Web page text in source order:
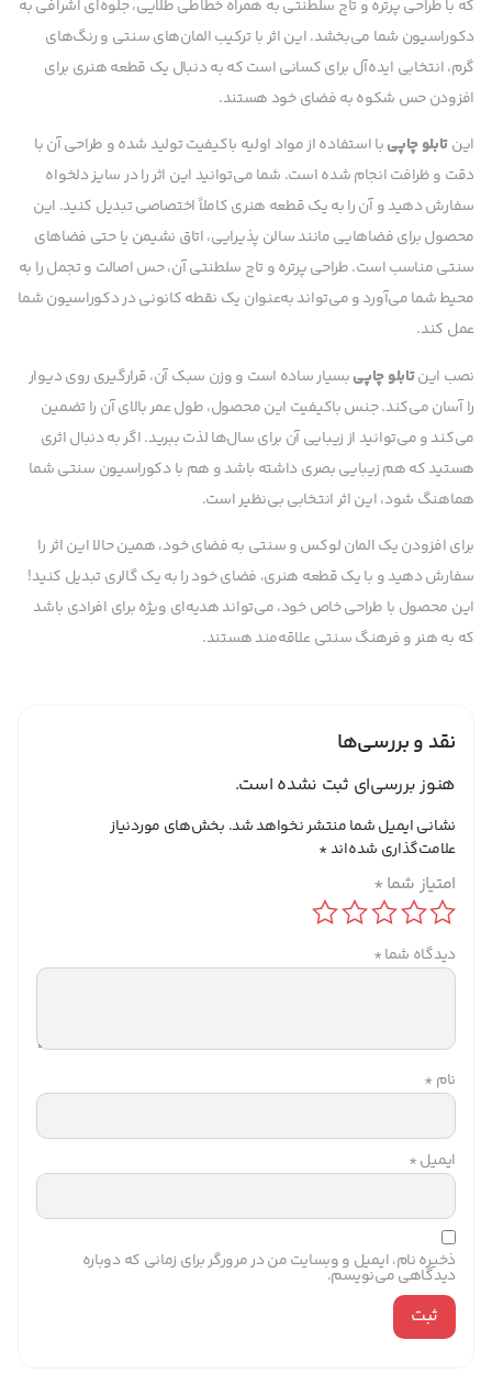
که با طراحی پرتره و تاج سلطنتی به همراه خطاطی طلایی، جلوه‌ای اشرافی به
دکوراسیون شما می‌بخشد. این اثر با ترکیب المان‌های سنتی و رنگ‌های
گرم، انتخابی ایده‌آل برای کسانی است که به دنبال یک قطعه هنری برای
افزودن حس شکوه به فضای خود هستند.
اینتابلو چاپیبا استفاده از مواد اولیه باکیفیت تولید شده و طراحی آن با
دقت و ظرافت انجام شده است. شما می‌توانید این اثر را در سایز دلخواه
سفارش دهید و آن را به یک قطعه هنری کاملاً اختصاصی تبدیل کنید. این
محصول برای فضاهایی مانند سالن پذیرایی، اتاق نشیمن یا حتی فضاهای
سنتی مناسب است. طراحی پرتره و تاج سلطنتی آن، حس اصالت و تجمل را به
محیط شما می‌آورد و می‌تواند به‌عنوان یک نقطه کانونی در دکوراسیون شما
عمل کند.
نصب اینتابلو چاپیبسیار ساده است و وزن سبک آن، قرارگیری روی دیوار
را آسان می‌کند. جنس باکیفیت این محصول، طول عمر بالای آن را تضمین
می‌کند و می‌توانید از زیبایی آن برای سال‌ها لذت ببرید. اگر به دنبال اثری
هستید که هم زیبایی بصری داشته باشد و هم با دکوراسیون سنتی شما
هماهنگ شود، این اثر انتخابی بی‌نظیر است.
برای افزودن یک المان لوکس و سنتی به فضای خود، همین حالا این اثر را
سفارش دهید و با یک قطعه هنری، فضای خود را به یک گالری تبدیل کنید!
این محصول با طراحی خاص خود، می‌تواند هدیه‌ای ویژه برای افرادی باشد
که به هنر و فرهنگ سنتی علاقه‌مند هستند.
نقد و بررسی‌ها
هنوز بررسی‌ای ثبت نشده است.
نشانی ایمیل شما منتشر نخواهد شد. بخش‌های موردنیاز
علامت‌گذاری شده‌اند*
امتیاز شما *
دیدگاه شما*
نام *
ایمیل*
ذخیره نام، ایمیل و وبسایت من در مرورگر برای زمانی که دوباره
دیدگاهی می‌نویسم.